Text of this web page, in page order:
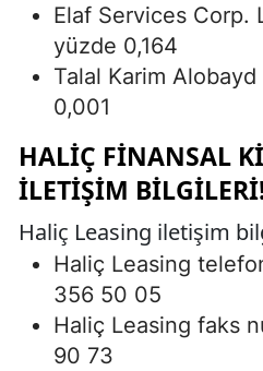
Elaf Services Corp.
yüzde 0,164
Talal Karim
0,001
HALIÇ FINANSAL
İLETIŞIM
Haliç Leasing iletişim
Haliç Leasing
356 50 05
Haliç Leasing faks
90 73